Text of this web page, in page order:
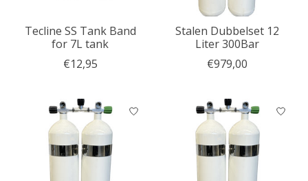
Tecline SS Tank Band
for 7L tank
€12,95
Stalen Dubbelset 12
Liter 300Bar
€979,00